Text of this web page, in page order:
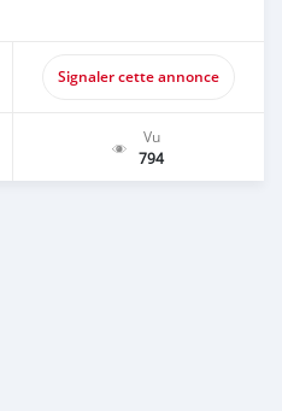
Signaler cette annonce
Vu
794